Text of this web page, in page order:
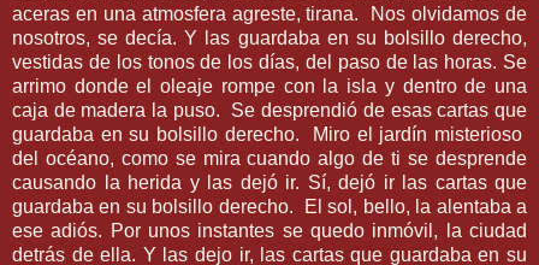
aceras en una atmosfera agreste, tirana.
Nos olvidamos de
nosotros, se decía. Y las guardaba en su bolsillo derecho,
vestidas de los tonos de los días, del paso de las horas. Se
arrimo donde el oleaje rompe con la isla y dentro de una
caja de madera la puso.
Se desprendió de esas cartas que
guardaba en su bolsillo derecho.
Miro el jardín misterioso
del océano, como se mira cuando algo de ti se desprende
causando la herida y las dejó ir. Sí, dejó ir las cartas que
guardaba en su bolsillo derecho.
El sol, bello, la alentaba a
ese adiós. Por unos instantes se quedo inmóvil, la ciudad
detrás de ella. Y las dejo ir, las cartas que guardaba en su